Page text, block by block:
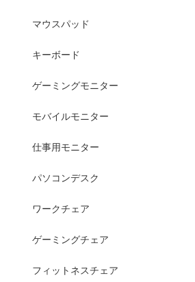
マウスパッド
キーボード
ゲーミングモニター
モバイルモニター
仕事用モニター
パソコンデスク
ワークチェア
ゲーミングチェア
フィットネスチェア